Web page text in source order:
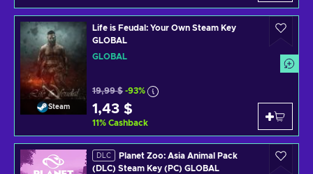
Steam
Life is Feudal: Your Own Steam Key
GLOBAL
GLOBAL
19,99 $ -93%
1,43 $
11% Cashback
DLC
Planet Zoo: Asia Animal Pack
(DLC) Steam Key (PC) GLOBAL